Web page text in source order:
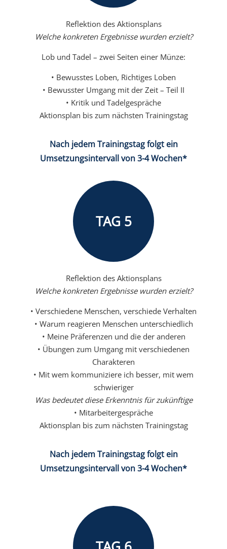
Reflektion des Aktionsplans
Welche konkreten Ergebnisse wurden erzielt?
Lob und Tadel – zwei Seiten einer Münze:
• Bewusstes Loben, Richtiges Loben
• Bewusster Umgang mit der Zeit – Teil II
• Kritik und Tadelgespräche
Aktionsplan bis zum nächsten Trainingstag
Nach jedem Trainingstag folgt ein
Umsetzungsintervall von 3-4 Wochen*
TAG 5
Reflektion des Aktionsplans
Welche konkreten Ergebnisse wurden erzielt?
• Verschiedene Menschen, verschiede Verhalten
• Warum reagieren Menschen unterschiedlich
• Meine Präferenzen und die der anderen
• Übungen zum Umgang mit verschiedenen
Charakteren
• Mit wem kommuniziere ich besser, mit wem
schwieriger
Was bedeutet diese Erkenntnis für zukünftige
• Mitarbeitergespräche
Aktionsplan bis zum nächsten Trainingstag
Nach jedem Trainingstag folgt ein
Umsetzungsintervall von 3-4 Wochen*